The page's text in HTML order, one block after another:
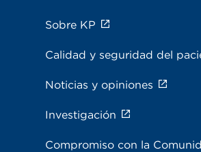
Sobre KP
Calidad y seguridad del
Noticias y opiniones
Investigación
Compromiso con la